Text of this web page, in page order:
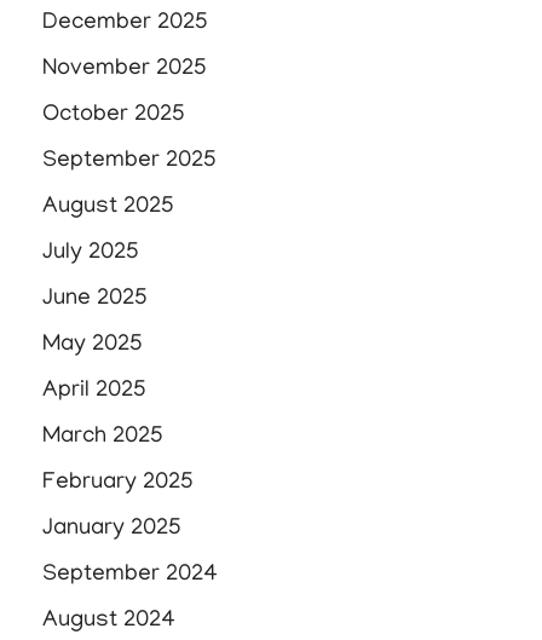
December 2025
November 2025
October 2025
September 2025
August 2025
July 2025
June 2025
May 2025
April 2025
March 2025
February 2025
January 2025
September 2024
August 2024